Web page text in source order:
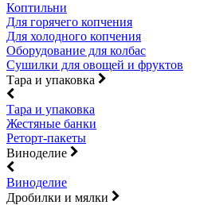
Коптильни
Для горячего копчения
Для холодного копчения
Оборудование для колбас
Сушилки для овощей и фруктов
Тара и упаковка
Тара и упаковка
Жестяные банки
Реторт-пакеты
Виноделие
Виноделие
Дробилки и мялки